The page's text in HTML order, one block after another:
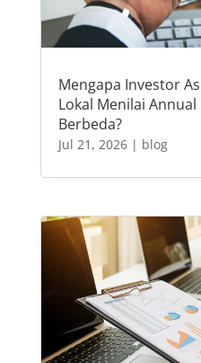
Mengapa Investor
Lokal Menilai
Berbeda?
Jul 21, 2026| blog